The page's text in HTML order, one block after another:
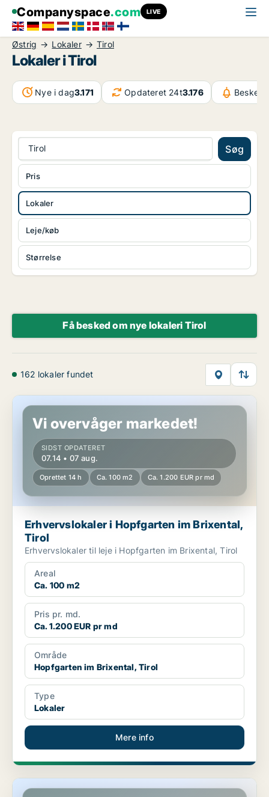
Companyspace.com LIVE
Østrig Lokaler Tirol
Lokaler i Tirol
Nye i dag3.171 Opdateret 24t3.176
Tirol Søg
Lokaler
Leje/køb
Størrelse
Pris
Få besked om nye lokaleri Tirol
162 lokaler fundet
Erhvervslokaler i Hopfgarten im Brixental, Tirol
Vi overvåger markedet!
SIDST OPDATERET
07.14 • 07 aug.
Oprettet 14 h Ca. 100 m2 Ca. 1.200 EUR pr md
Erhvervslokaler i Hopfgarten im Brixental,
Tirol
Erhvervslokaler til leje i Hopfgarten im Brixental, Tirol
Areal
Ca. 100 m2
Pris pr. md.
Ca. 1.200 EUR pr md
Område
Hopfgarten im Brixental, Tirol
Type
Lokaler
Mere info
Erhvervslokaler i Ebbs, Tirol